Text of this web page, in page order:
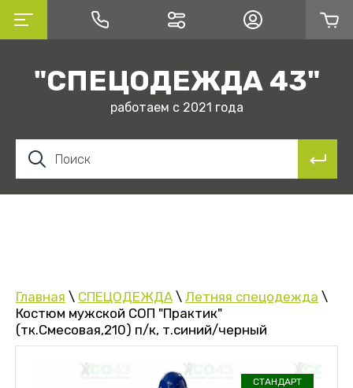
"СПЕЦОДЕЖДА 43"
работаем с 2021 года
Главная \ СПЕЦОДЕЖДА \ Летняя спецодежда \
Костюм мужской СОП "Практик"
(тк.Смесовая,210) п/к, т.синий/черный
СТАНДАРТ